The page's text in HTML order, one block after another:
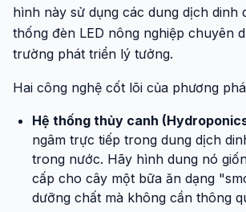
hình này sử dụng các dung dịch dinh
thống đèn LED nông nghiệp chuyên
trường phát triển lý tưởng.
Hai công nghệ cốt lõi của phương
Hệ thống thủy canh
ngâm trực tiếp trong dung dịch
trong nước. Hãy hình dung nó
cấp cho cây một bữa ăn dạng
dưỡng chất mà không cần thông